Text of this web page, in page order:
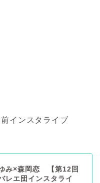
インスタライブ
み×森岡恋 【第12回
レエ団インスタライ